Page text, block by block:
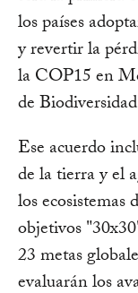
los países
y revertir la
la COP15 en
de
Ese acuerdo
de la tierra y el
los ecosistemas
objetivos
23 metas
evaluarán los